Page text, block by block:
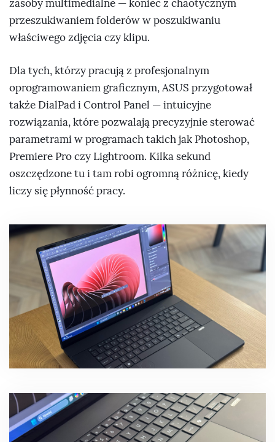
zasoby multimedialne — koniec z chaotycznym
przeszukiwaniem folderów w poszukiwaniu
właściwego zdjęcia czy klipu.
Dla tych, którzy pracują z profesjonalnym
oprogramowaniem graficznym, ASUS przygotował
także DialPad i Control Panel — intuicyjne
rozwiązania, które pozwalają precyzyjnie sterować
parametrami w programach takich jak Photoshop,
Premiere Pro czy Lightroom. Kilka sekund
oszczędzone tu i tam robi ogromną różnicę, kiedy
liczy się płynność pracy.